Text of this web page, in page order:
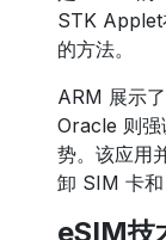
STK Applet
的方法。
ARM 展示
Oracle 则强
势。该应用
卸 SIM 卡和
eSIM技